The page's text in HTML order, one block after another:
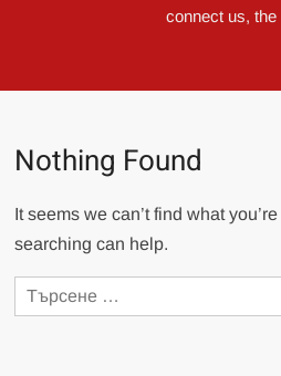
connect us, the
Nothing Found
It seems we can’t find what
searching can help.